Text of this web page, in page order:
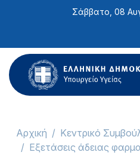
ιστότοπος
περιλαμβάνει
ένα
σύστημα
Σάββατο, 08
Αρχική
Κεντρικό
Εξετάσεις άδειας